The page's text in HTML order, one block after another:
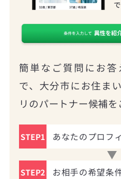
簡単なご質問にお
で、大分市にお住ま
リのパートナー候補
STEP1 あなたのプロフ
STEP2 お相手の希望条